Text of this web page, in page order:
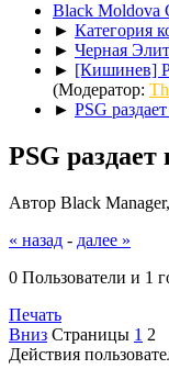
Black Moldova
► Категория
► Черная
► [Кишинев]
(Модератор:
► PSG
PSG
Автор Black
« назад - далее »
0 Пользователи и 1
Печать
Вниз Страницы 1 2
Действия